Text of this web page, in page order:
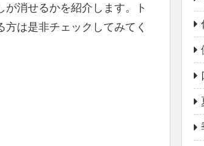
消せるかを紹介します。ト
は是非チェックしてみてく